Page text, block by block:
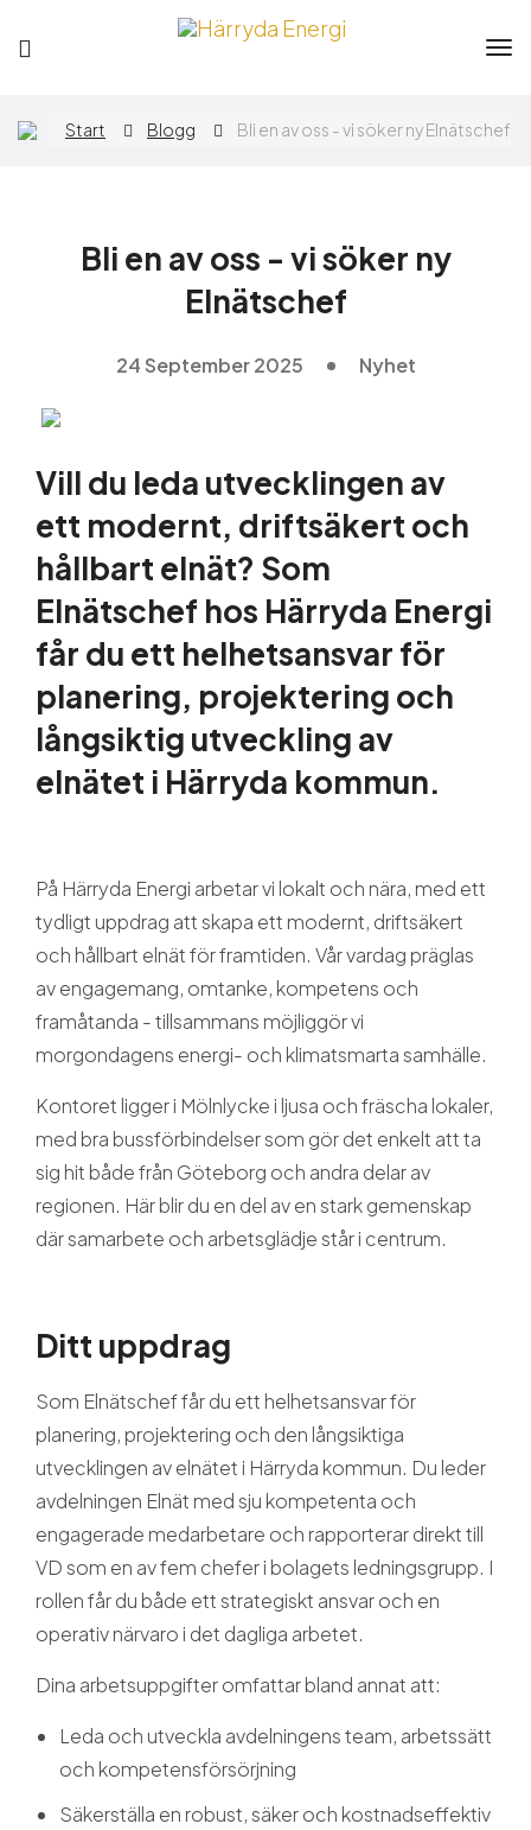
Guider och tips
Om oss
Start Blogg Bli en av oss - vi söker ny Elnätschef
Bli en av oss - vi söker ny
Elnätschef
24 September 2025 Nyhet
Vill du leda utvecklingen av
ett modernt, driftsäkert och
hållbart elnät? Som
Elnätschef hos Härryda Energi
får du ett helhetsansvar för
planering, projektering och
långsiktig utveckling av
elnätet i Härryda kommun.
På Härryda Energi arbetar vi lokalt och nära, med ett
tydligt uppdrag att skapa ett modernt, driftsäkert
och hållbart elnät för framtiden. Vår vardag präglas
av engagemang, omtanke, kompetens och
framåtanda - tillsammans möjliggör vi
morgondagens energi- och klimatsmarta samhälle.
Kontoret ligger i Mölnlycke i ljusa och fräscha lokaler,
med bra bussförbindelser som gör det enkelt att ta
sig hit både från Göteborg och andra delar av
regionen. Här blir du en del av en stark gemenskap
där samarbete och arbetsglädje står i centrum.
Ditt uppdrag
Som Elnätschef får du ett helhetsansvar för
planering, projektering och den långsiktiga
utvecklingen av elnätet i Härryda kommun. Du leder
avdelningen Elnät med sju kompetenta och
engagerade medarbetare och rapporterar direkt till
VD som en av fem chefer i bolagets ledningsgrupp. I
rollen får du både ett strategiskt ansvar och en
operativ närvaro i det dagliga arbetet.
Dina arbetsuppgifter omfattar bland annat att:
Leda och utveckla avdelningens team, arbetssätt
och kompetensförsörjning
Säkerställa en robust, säker och kostnadseffektiv